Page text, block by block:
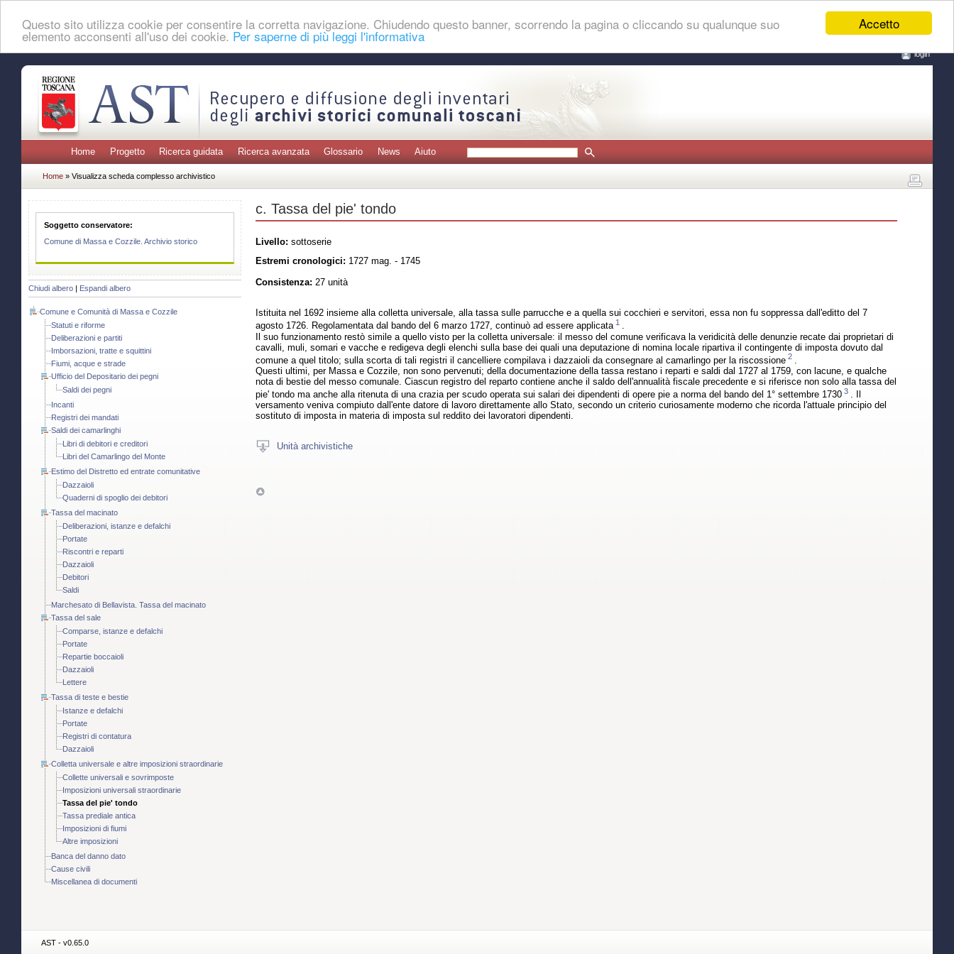
Accetto
Questo sito utilizza cookie per consentire la corretta navigazione. Chiudendo questo banner, scorrendo la pagina o cliccando su qualunque suo
elemento acconsenti all'uso dei cookie. Per saperne di più leggi l'informativa
login
Home Progetto Ricerca guidata Ricerca avanzata Glossario News Aiuto
Home » Visualizza scheda complesso archivistico
Soggetto conservatore:
Comune di Massa e Cozzile. Archivio storico
Chiudi albero Espandi albero
Comune e Comunità di Massa e Cozzile
Statuti e riforme
Deliberazioni e partiti
Imborsazioni, tratte e squittini
Fiumi, acque e strade
Ufficio del Depositario dei pegni
Saldi dei pegni
Incanti
Registri dei mandati
Saldi dei camarlinghi
Libri di debitori e creditori
Libri del Camarlingo del Monte
Estimo del Distretto ed entrate comunitative
Dazzaioli
Quaderni di spoglio dei debitori
Tassa del macinato
Deliberazioni, istanze e defalchi
Portate
Riscontri e reparti
Dazzaioli
Debitori
Saldi
Marchesato di Bellavista. Tassa del macinato
Tassa del sale
Comparse, istanze e defalchi
Portate
Repartie boccaioli
Dazzaioli
Lettere
Tassa di teste e bestie
Istanze e defalchi
Portate
Registri di contatura
Dazzaioli
Colletta universale e altre imposizioni straordinarie
Collette universali e sovrimposte
Imposizioni universali straordinarie
Tassa del pie' tondo
Tassa prediale antica
Imposizioni di fiumi
Altre imposizioni
Banca del danno dato
Cause civili
Miscellanea di documenti
c. Tassa del pie' tondo
Livello: sottoserie
Estremi cronologici: 1727 mag. - 1745
Consistenza: 27 unità
Istituita nel 1692 insieme alla colletta universale, alla tassa sulle parrucche e a quella sui cocchieri e servitori, essa non fu soppressa dall'editto del 7
agosto 1726. Regolamentata dal bando del 6 marzo 1727, continuò ad essere applicata 1 .
Il suo funzionamento restò simile a quello visto per la colletta universale: il messo del comune verificava la veridicità delle denunzie recate dai proprietari di
cavalli, muli, somari e vacche e redigeva degli elenchi sulla base dei quali una deputazione di nomina locale ripartiva il contingente di imposta dovuto dal
comune a quel titolo; sulla scorta di tali registri il cancelliere compilava i dazzaioli da consegnare al camarlingo per la riscossione 2
Questi ultimi, per Massa e Cozzile, non sono pervenuti; della documentazione della tassa restano i reparti e saldi dal 1727 al 1759, con lacune, e qualche
nota di bestie del messo comunale. Ciascun registro del reparto contiene anche il saldo dell'annualità fiscale precedente e si riferisce non solo alla tassa del
pie' tondo ma anche alla ritenuta di una crazia per scudo operata sui salari dei dipendenti di opere pie a norma del bando del 1° settembre 1730 3 . Il
versamento veniva compiuto dall'ente datore di lavoro direttamente allo Stato, secondo un criterio curiosamente moderno che ricorda l'attuale principio del
sostituto di imposta in materia di imposta sul reddito dei lavoratori dipendenti.
Unità archivistiche
AST - v0.65.0